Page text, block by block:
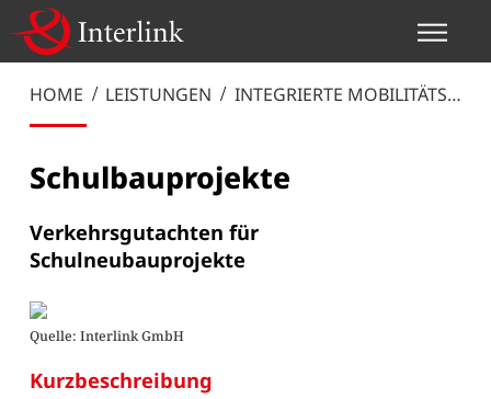
HOME LEISTUNGEN
INTEGRIERTE MOBILITÄTS-
Schulbauprojekte
Verkehrsgutachten für
Schulneubauprojekte
Quelle: Interlink GmbH
Kurzbeschreibung